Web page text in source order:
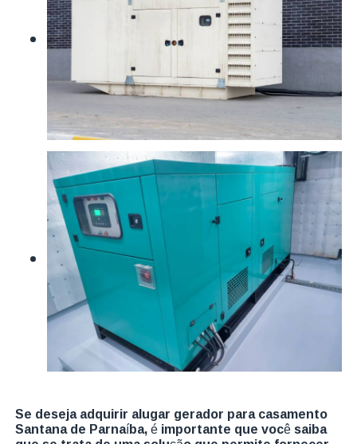
Se deseja adquirir alugar gerador para casamento
Santana de Parnaíba, é importante que você saiba